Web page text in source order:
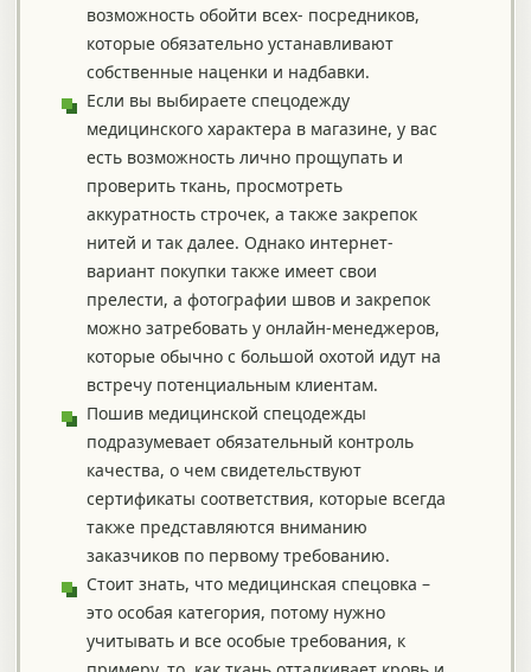
возможность обойти всех- посредников,
которые обязательно устанавливают
собственные наценки и надбавки.
Если вы выбираете спецодежду
медицинского характера в магазине, у вас
есть возможность лично прощупать и
проверить ткань, просмотреть
аккуратность строчек, а также закрепок
нитей и так далее. Однако интернет-
вариант покупки также имеет свои
прелести, а фотографии швов и закрепок
можно затребовать у онлайн-менеджеров,
которые обычно с большой охотой идут на
встречу потенциальным клиентам.
Пошив медицинской спецодежды
подразумевает обязательный контроль
качества, о чем свидетельствуют
сертификаты соответствия, которые всегда
также представляются вниманию
заказчиков по первому требованию.
Стоит знать, что медицинская спецовка –
это особая категория, потому нужно
учитывать и все особые требования, к